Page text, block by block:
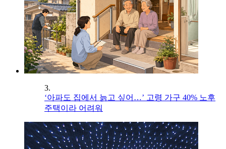
3.
‘아파도 집에서 늙고 싶어…’ 고령 가구 40% 노후
주택이라 어려워